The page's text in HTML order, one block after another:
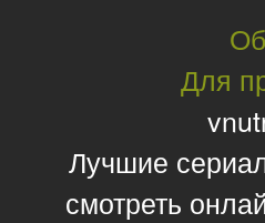
Для
Лучшие
смотреть